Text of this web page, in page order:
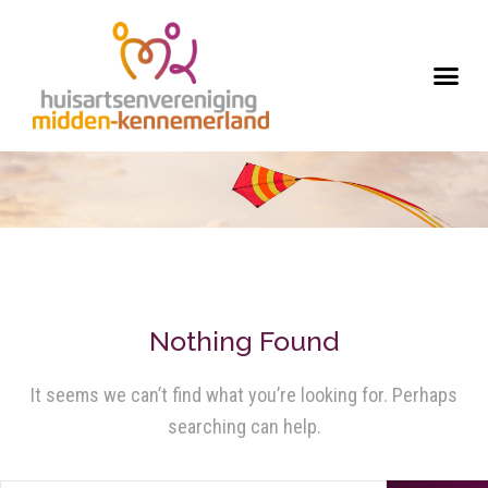
Nothing Found
It seems we can’t find what you’re looking for. Perhaps
searching can help.